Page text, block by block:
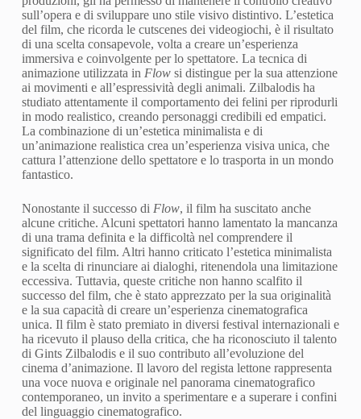
sull’opera e di sviluppare uno stile visivo distintivo. L’estetica
del film, che ricorda le cutscenes dei videogiochi, è il risultato
di una scelta consapevole, volta a creare un’esperienza
immersiva e coinvolgente per lo spettatore. La tecnica di
animazione utilizzata in Flowsi distingue per la sua attenzione
ai movimenti e all’espressività degli animali. Zilbalodis ha
studiato attentamente il comportamento dei felini per riprodurli
in modo realistico, creando personaggi credibili ed empatici.
La combinazione di un’estetica minimalista e di
un’animazione realistica crea un’esperienza visiva unica, che
cattura l’attenzione dello spettatore e lo trasporta in un mondo
fantastico.
Nonostante il successo di Flow, il film ha suscitato anche
alcune critiche. Alcuni spettatori hanno lamentato la mancanza
di una trama definita e la difficoltà nel comprendere il
significato del film. Altri hanno criticato l’estetica minimalista
e la scelta di rinunciare ai dialoghi, ritenendola una limitazione
eccessiva. Tuttavia, queste critiche non hanno scalfito il
successo del film, che è stato apprezzato per la sua originalità
e la sua capacità di creare un’esperienza cinematografica
unica. Il film è stato premiato in diversi festival internazionali e
ha ricevuto il plauso della critica, che ha riconosciuto il talento
di Gints Zilbalodis e il suo contributo all’evoluzione del
cinema d’animazione. Il lavoro del regista lettone rappresenta
una voce nuova e originale nel panorama cinematografico
contemporaneo, un invito a sperimentare e a superare i confini
del linguaggio cinematografico.